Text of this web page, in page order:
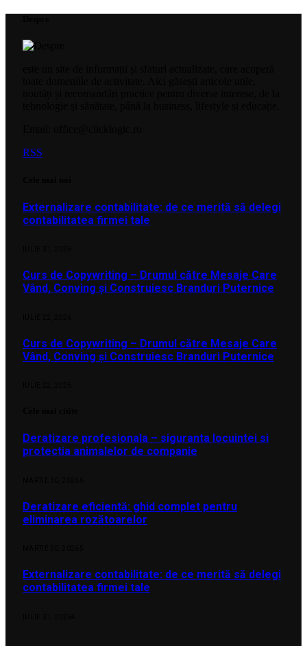
RSS
Externalizare contabilitate: de ce merită să delegi
contabilitatea firmei tale
Curs de Copywriting – Drumul către Mesaje Care
Vând, Conving și Construiesc Branduri Puternice
Curs de Copywriting – Drumul către Mesaje Care
Vând, Conving și Construiesc Branduri Puternice
Deratizare profesionala – siguranta locuintei si
protectia animalelor de companie
Deratizare eficientă: ghid complet pentru
eliminarea rozătoarelor
Externalizare contabilitate: de ce merită să delegi
contabilitatea firmei tale